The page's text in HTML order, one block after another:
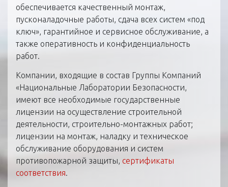
обеспечивается качественный монтаж,
пусконаладочные работы, сдача всех систем «под
ключ», гарантийное и сервисное обслуживание, а
также оперативность и конфиденциальность
работ.
Компании, входящие в состав Группы Компаний
«Национальные Лаборатории Безопасности,
имеют все необходимые государственные
лицензии на осуществление строительной
деятельности, строительно-монтажных работ;
лицензии на монтаж, наладку и техническое
обслуживание оборудования и систем
противопожарной защиты, сертификаты
соответствия.